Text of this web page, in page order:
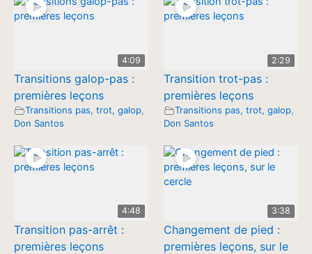
4:09
Transitions galop-pas :
premières leçons
Transitions pas, trot, galop
Don Santos
2:29
Transition trot-pas :
premières leçons
Transitions pas, trot, galop,
Don Santos
4:48
Transition pas-arrêt :
premières leçons
3:38
Changement de pied :
premières leçons, sur le